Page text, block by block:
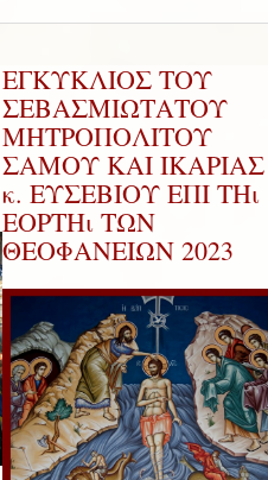
ΕΓΚΥΚΛΙΟΣ ΤΟΥ
ΣΕΒΑΣΜΙΩΤΑΤΟΥ
ΜΗΤΡΟΠΟΛΙΤΟΥ
ΣΑΜΟΥ ΚΑΙ ΙΚΑΡΙΑΣ
κ. ΕΥΣΕΒΙΟΥ ΕΠΙ ΤΗι
ΕΟΡΤΗι ΤΩΝ
ΘΕΟΦΑΝΕΙΩΝ 2023